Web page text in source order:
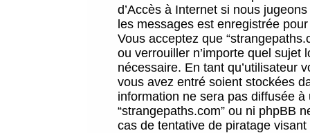
d’Accès à Internet si nous
les messages est enregistrée
Vous acceptez que
ou verrouiller n’importe quel sujet
nécessaire. En tant qu’utilisateur
vous avez entré soient stockées
information ne sera pas diffusée
“strangepaths.com” ou ni phpBB
cas de tentative de piratage